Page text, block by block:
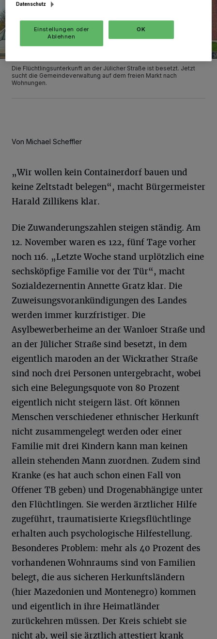
Die Flüchtlingsunterkunft an der Jülicher Straße ist besetzt. Jetzt
sucht die Gemeindeverwaltung auf dem freien Markt nach
Wohnungen.
Von Michael Scheffler
„Wir wollen kein Containerdorf bauen und
keine Zeltstadt belegen“, macht Bürgermeister
Harald Zillikens klar.
Die Zuwanderungszahlen steigen ständig. Am
12. November waren es 122, fünf Tage vorher
noch 116. „Letzte Woche stand urplötzlich eine
sechsköpfige Familie vor der Tür“, macht
Sozialdezernentin Annette Gratz klar. Die
Zuweisungsvorankündigungen des Landes
werden immer kurzfristiger. Die
Asylbewerberheime an der Wanloer Straße und
an der Jülicher Straße sind besetzt, in dem
eigentlich maroden an der Wickrather Straße
sind noch drei Personen untergebracht, wobei
sich eine Belegungsquote von 80 Prozent
eigentlich nicht steigern läst. Oft können
Menschen verschiedener ethnischer Herkunft
nicht zusammengelegt werden oder einer
Familie mit drei Kindern kann man keinen
allein stehenden Mann zuordnen. Zudem sind
Kranke (es hat auch schon einen Fall von
Offener TB geben) und Drogenabhängige unter
den Flüchtlingen. Sie werden ärztlicher Hilfe
zugeführt, traumatisierte Kriegsflüchtlinge
erhalten auch psychologische Hilfestellung.
Besonderes Problem: mehr als 40 Prozent des
vorhandenen Wohnraums sind von Familien
belegt, die aus sicheren Herkunftsländern
(hier Mazedonien und Montenegro) kommen
und eigentlich in ihre Heimatländer
zurückehren müssen. Der Kreis schiebt sie
nicht ab, weil sie ärztlich attestiert krank
Datenschutz
Einstellungen oder
Ablehnen
OK